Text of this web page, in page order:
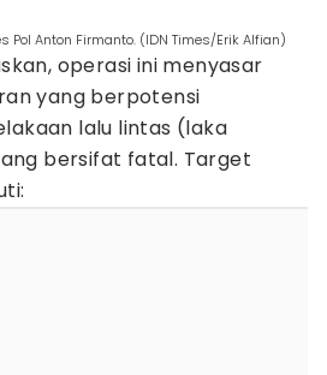
Pol Anton Firmanto. (IDN Times/Erik Alfian)
operasi ini menyasar
yang berpotensi
lalu lintas (laka
bersifat fatal. Target